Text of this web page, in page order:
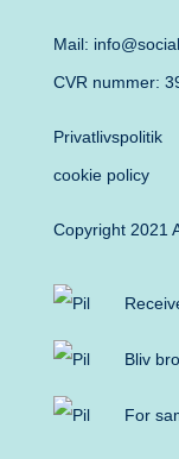
Mail:
CVR nummer:
Privatlivspolitik
cookie policy
Copyright 2021
Bliv
For